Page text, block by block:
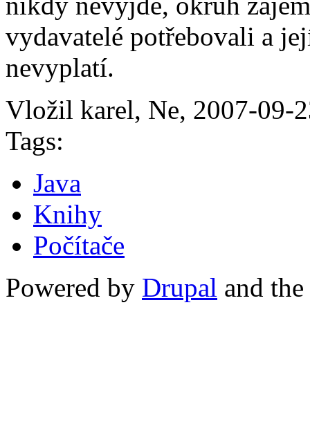
vydavatelé potřebovali a
nevyplatí.
Vložil karel, Ne, 2007-09-
Tags:
Java
Knihy
Počítače
Powered by Drupal and the